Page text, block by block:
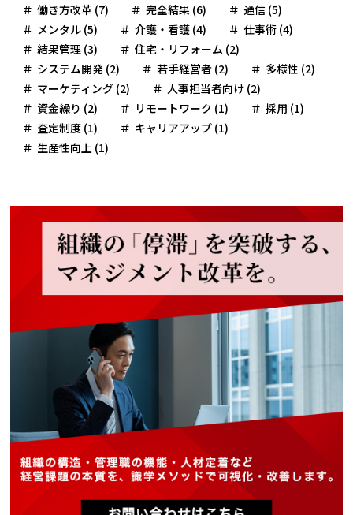
働き方改革 (7)
完全結果 (6)
通信 (5)
メンタル (5)
介護・看護 (4)
仕事術 (4)
結果管理 (3)
住宅・リフォーム (2)
システム開発 (2)
若手経営者 (2)
多様性 (2)
マーケティング (2)
人事担当者向け (2)
資金繰り (2)
リモートワーク (1)
採用 (1)
査定制度 (1)
キャリアアップ (1)
生産性向上 (1)